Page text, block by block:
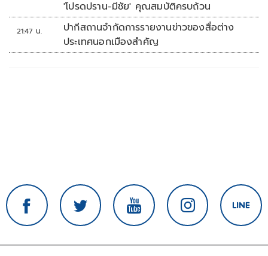
'โปรดปราน-มีชัย' คุณสมบัติครบถ้วน
21:47 น.
ปากีสถานจำกัดการรายงานข่าวของสื่อต่าง
ประเทศนอกเมืองสำคัญ